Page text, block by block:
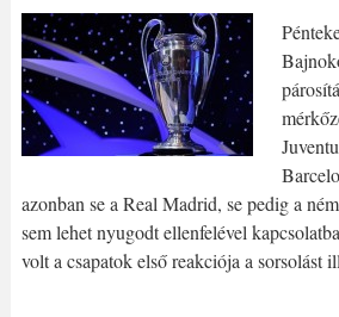
azonban se a Real Madrid, se pedig a
sem lehet nyugodt ellenfelével
volt a csapatok első reakciója a sorsolást